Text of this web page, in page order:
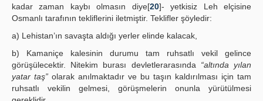
kadar zaman kaybı olmasın diye[20]- yetkisiz Leh elçisine
Osmanlı tarafının tekliflerini iletmiştir. Teklifler şöyledir:
a) Lehistan’ın savaşta aldığı yerler elinde kalacak,
b) Kamaniçe kalesinin durumu tam ruhsatlı vekil gelince
görüşülecektir. Nitekim burası devletlerarasında “altında yılan
yatar taş” olarak anılmaktadır ve bu taşın kaldırılması için tam
ruhsatlı vekilin gelmesi, görüşmelerin onunla yürütülmesi